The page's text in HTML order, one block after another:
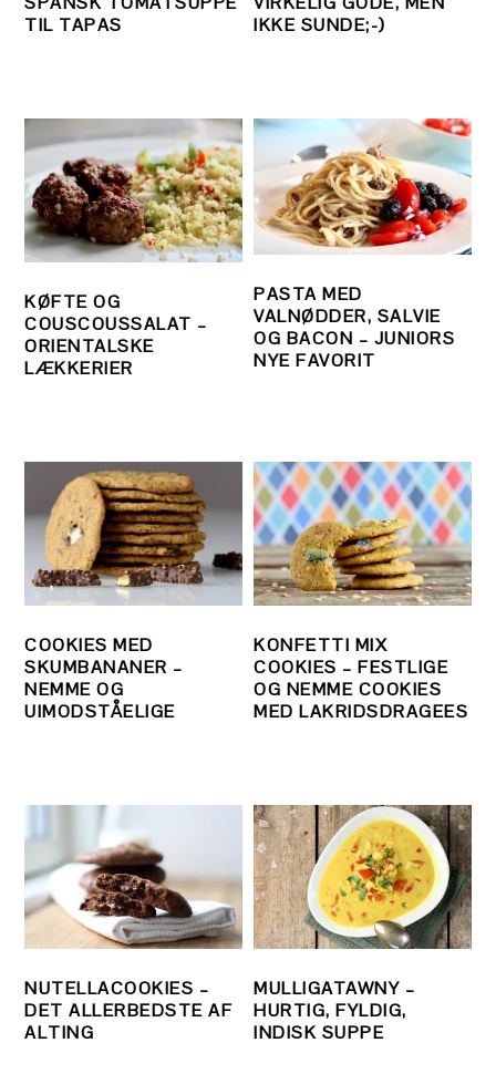
TIL TAPAS
IKKE SUNDE;-)
KØFTE OG
COUSCOUSSALAT –
ORIENTALSKE
LÆKKERIER
PASTA MED
VALNØDDER, SALVIE
OG BACON – JUNIORS
NYE FAVORIT
COOKIES MED
SKUMBANANER –
NEMME OG
UIMODSTÅELIGE
KONFETTI MIX
COOKIES – FESTLIGE
OG NEMME COOKIES
MED LAKRIDSDRAGEES
NUTELLACOOKIES –
DET ALLERBEDSTE AF
ALTING
MULLIGATAWNY –
HURTIG, FYLDIG,
INDISK SUPPE